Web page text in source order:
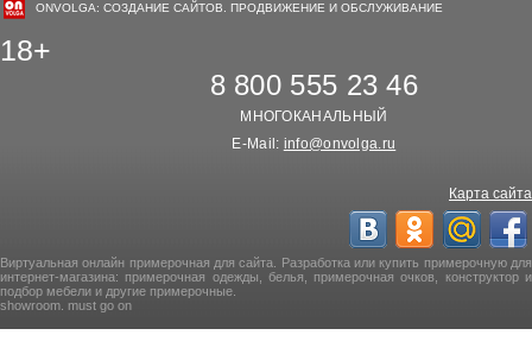
ONVOLGA: СОЗДАНИЕ САЙТОВ. ПРОДВИЖЕНИЕ И ОБСЛУЖИВАНИЕ
18+
8 800 555 23 46
МНОГОКАНАЛЬНЫЙ
E-Mail: info@onvolga.ru
Карта сайта
Виртуальная онлайн примерочная для сайта. Разработка или купить примерочную для
интернет-магазина: примерочная одежды, белья, примерочная очков, конструктор и
подбор мебели и другие примерочные.
showroom. must go on